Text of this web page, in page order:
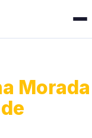
Morada